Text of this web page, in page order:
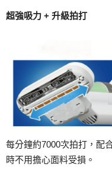
超強吸力 + 升級拍打
每分鐘約7000次拍打，配
時不用擔心面料受損。